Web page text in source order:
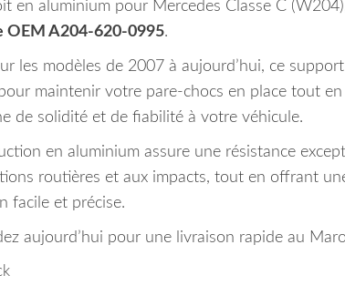
en aluminium pour Mercedes Classe C
OEM A204-620-0995.
les modèles de 2007 à aujourd’hui, ce
maintenir votre pare-chocs en place tout
de solidité et de fiabilité à votre véhicule.
en aluminium assure une résistance
routières et aux impacts, tout en offrant
facile et précise.
aujourd’hui pour une livraison rapide au